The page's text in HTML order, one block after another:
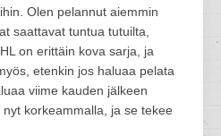
Olen pelannut aiemmin
saattavat tuntua tutuilta,
on erittäin kova sarja, ja
etenkin jos haluaa pelata
viime kauden jälkeen
korkeammalla, ja se tekee